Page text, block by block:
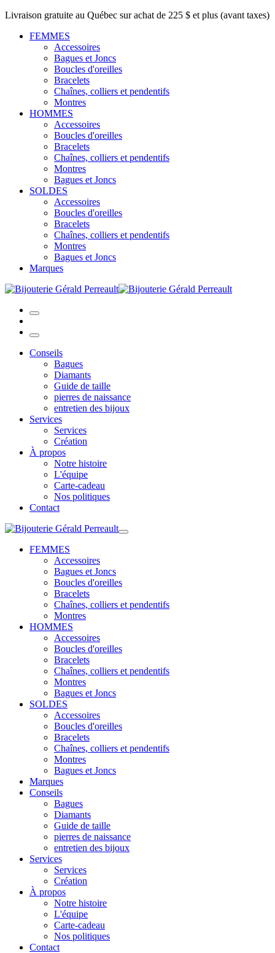
Livraison gratuite au Québec sur achat de 225 $ et plus (avant taxes)
FEMMES
Accessoires
Bagues et Joncs
Boucles d'oreilles
Bracelets
Chaînes, colliers et pendentifs
Montres
HOMMES
Accessoires
Boucles d'oreilles
Bracelets
Chaînes, colliers et pendentifs
Montres
Bagues et Joncs
SOLDES
Accessoires
Boucles d'oreilles
Bracelets
Chaînes, colliers et pendentifs
Montres
Bagues et Joncs
Marques
Conseils
Bagues
Diamants
Guide de taille
pierres de naissance
entretien des bijoux
Services
Services
Création
À propos
Notre histoire
L'équipe
Carte-cadeau
Nos politiques
Contact
FEMMES
Accessoires
Bagues et Joncs
Boucles d'oreilles
Bracelets
Chaînes, colliers et pendentifs
Montres
HOMMES
Accessoires
Boucles d'oreilles
Bracelets
Chaînes, colliers et pendentifs
Montres
Bagues et Joncs
SOLDES
Accessoires
Boucles d'oreilles
Bracelets
Chaînes, colliers et pendentifs
Montres
Bagues et Joncs
Marques
Conseils
Bagues
Diamants
Guide de taille
pierres de naissance
entretien des bijoux
Services
Services
Création
À propos
Notre histoire
L'équipe
Carte-cadeau
Nos politiques
Contact